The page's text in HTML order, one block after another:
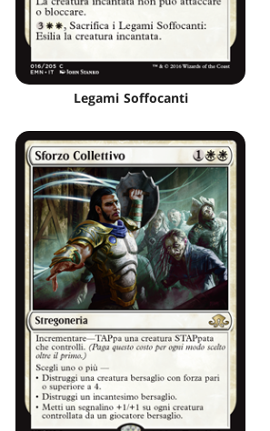
Legami Soffocanti